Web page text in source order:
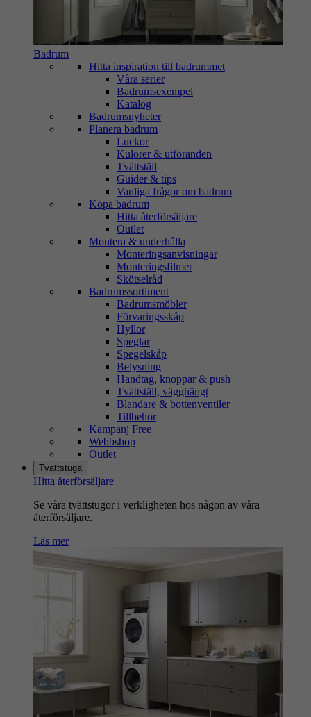
Badrum
Hitta inspiration till badrummet
Våra serier
Badrumsexempel
Katalog
Badrumsnyheter
Planera badrum
Luckor
Kulörer & utföranden
Tvättställ
Guider & tips
Vanliga frågor om badrum
Köpa badrum
Hitta återförsäljare
Outlet
Montera & underhålla
Monteringsanvisningar
Monteringsfilmer
Skötselråd
Badrumssortiment
Badrumsmöbler
Förvaringsskåp
Hyllor
Speglar
Spegelskåp
Belysning
Handtag, knoppar & push
Tvättställ, vägghängt
Blandare & bottenventiler
Tillbehör
Kampanj Free
Webbshop
Outlet
Tvättstuga
Hitta återförsäljare
Se våra tvättstugor i verkligheten hos någon av våra
återförsäljare.
Läs mer